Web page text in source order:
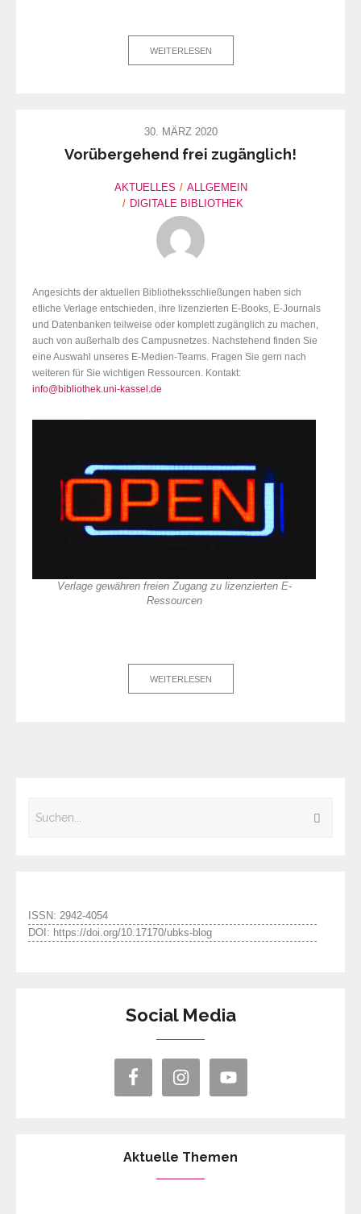
WEITERLESEN
30. MÄRZ 2020
Vorübergehend frei zugänglich!
AKTUELLES
ALLGEMEIN
DIGITALE BIBLIOTHEK
Angesichts der aktuellen Bibliotheksschließungen haben sich
etliche Verlage entschieden, ihre lizenzierten E-Books, E-Journals
und Datenbanken teilweise oder komplett zugänglich zu machen,
auch von außerhalb des Campusnetzes. Nachstehend finden Sie
eine Auswahl unseres E-Medien-Teams. Fragen Sie gern nach
weiteren für Sie wichtigen Ressourcen. Kontakt:
info@bibliothek.uni-kassel.de
Verlage gewähren freien Zugang zu lizenzierten E-
Ressourcen
WEITERLESEN
ISSN: 2942-4054
DOI: https://doi.org/10.17170/ubks-blog
Social Media
Aktuelle Themen